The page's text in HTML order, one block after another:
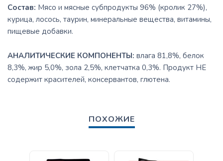
Состав: Мясо и мясные субпродукты 96% (кролик 27%),
курица, лосось, таурин, минеральные вещества, витамины,
пищевые добавки.
АНАЛИТИЧЕСКИЕ КОМПОНЕНТЫ: влага 81,8%, белок
8,3%, жир 5,0%, зола 2,5%, клетчатка 0,3%. Продукт НЕ
содержит красителей, консервантов, глютена.
ПОХОЖИЕ